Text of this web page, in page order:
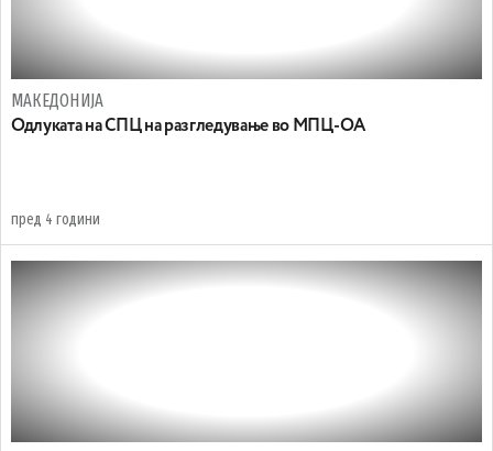
МАКЕДОНИЈА
Одлуката на СПЦ на разгледување во МПЦ-ОА
пред 4 години